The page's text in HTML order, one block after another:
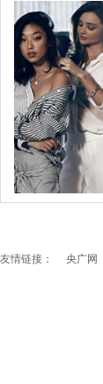
跟随电影去旅行
友情链接： 央广网